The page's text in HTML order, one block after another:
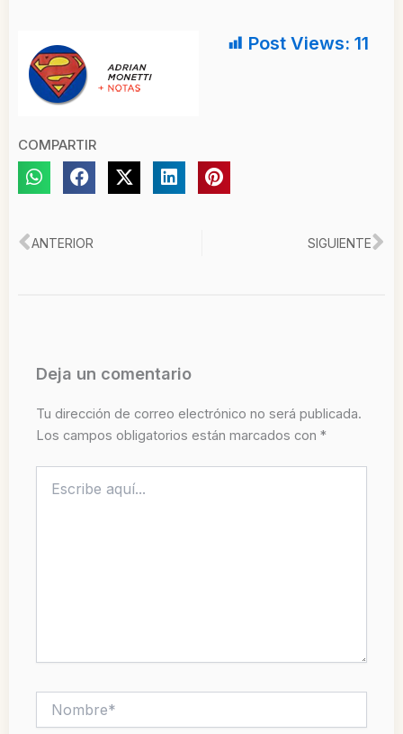
Post Views: 11
COMPARTIR
Ant
ANTERIOR SIGUIENTE
Deja un comentario
Tu dirección de correo electrónico no será publicada.
Los campos obligatorios están marcados con *
aquí...